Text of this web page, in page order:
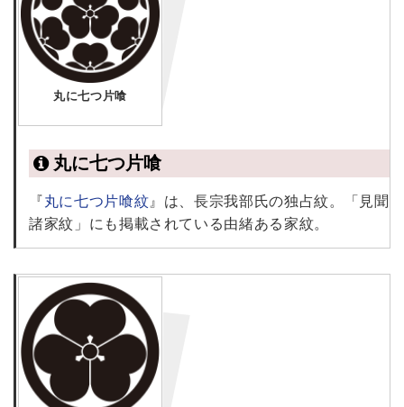
丸に七つ片喰
丸に七つ片喰
『丸に七つ片喰紋』は、長宗我部氏の独占紋。「見聞
諸家紋」にも掲載されている由緒ある家紋。